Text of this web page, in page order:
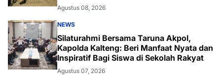
Agustus 08, 2026
NEWS
Silaturahmi Bersama Taruna Akpol,
Kapolda Kalteng: Beri Manfaat Nyata dan
Inspiratif Bagi Siswa di Sekolah Rakyat
Agustus 07, 2026